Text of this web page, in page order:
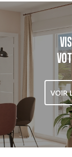
VOIR